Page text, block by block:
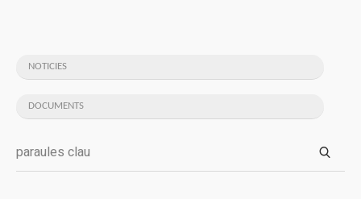
NOTICIES
DOCUMENTS